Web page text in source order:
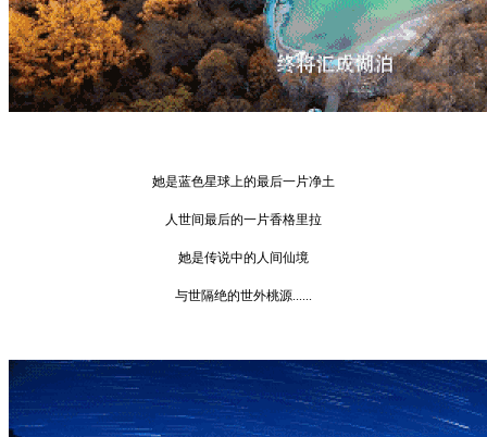
她是蓝色星球上的最后一片净土
人世间最后的一片香格里拉
她是传说中的人间仙境
与世隔绝的世外桃源......